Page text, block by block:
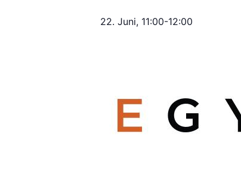
22. Juni, 11:00-12:00